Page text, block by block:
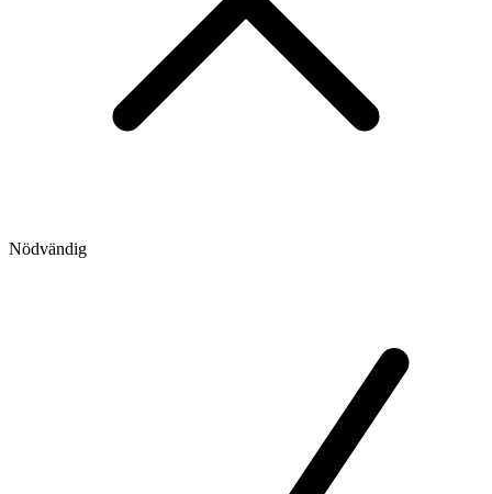
Nödvändig